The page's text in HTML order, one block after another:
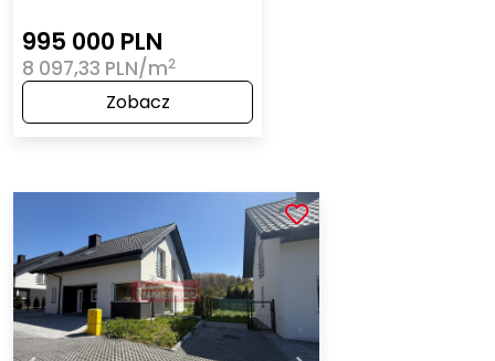
995 000 PLN
8 097,33 PLN/m2
Zobacz